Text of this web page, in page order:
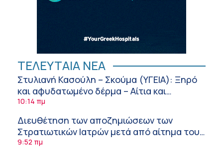
ΤΕΛΕΥΤΑΙΑ ΝΕΑ
Στυλιανή Κασούλη – Σκούμα (ΥΓΕΙΑ): Ξηρό
και αφυδατωμένο δέρμα – Αίτια και
αντιμετώπιση
10:14 πμ
Διευθέτηση των αποζημιώσεων των
Στρατιωτικών Ιατρών μετά από αίτημα του
ΙΣΑ
9:52 πμ